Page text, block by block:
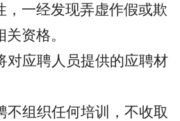
，一经发现弄虚作假或欺
资格。
对应聘人员提供的应聘材
不组织任何培训，不收取